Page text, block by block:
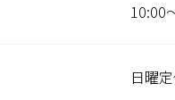
10:00
日曜